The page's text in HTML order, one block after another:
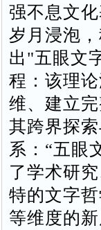
强不息文
岁月浸泡
出"五眼文
程‌：该理
维、建立
其跨界探
系‌：“五眼
了学术研
特的文字
等维度的